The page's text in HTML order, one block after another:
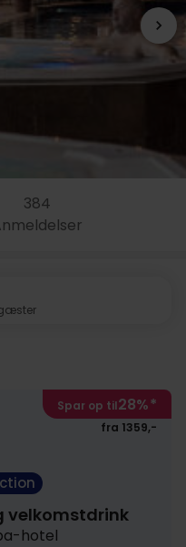
384
Spar op til28%*
fra 1359,-
velkomstdrink
hotel